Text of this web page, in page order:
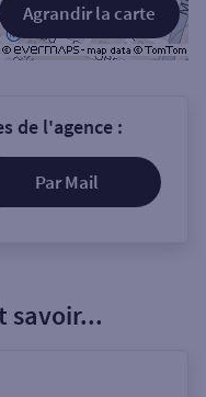
Agrandir la carte
de l'agence :
Par Mail
savoir...